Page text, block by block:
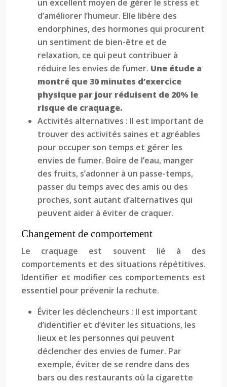
un excellent moyen de gérer le stress et
d’améliorer l’humeur. Elle libère des
endorphines, des hormones qui procurent
un sentiment de bien-être et de
relaxation, ce qui peut contribuer à
réduire les envies de fumer. Une étude a
montré que 30 minutes d’exercice
physique par jour réduisent de 20% le
risque de craquage.
Activités alternatives : Il est important de
trouver des activités saines et agréables
pour occuper son temps et gérer les
envies de fumer. Boire de l’eau, manger
des fruits, s’adonner à un passe-temps,
passer du temps avec des amis ou des
proches, sont autant d’alternatives qui
peuvent aider à éviter de craquer.
Changement de comportement
Le craquage est souvent lié à des
comportements et des situations répétitives.
Identifier et modifier ces comportements est
essentiel pour prévenir la rechute.
Éviter les déclencheurs : Il est important
d’identifier et d’éviter les situations, les
lieux et les personnes qui peuvent
déclencher des envies de fumer. Par
exemple, éviter de se rendre dans des
bars ou des restaurants où la cigarette